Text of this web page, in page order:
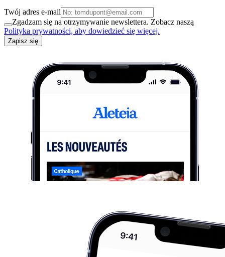
Twój adres e-mail
Zgadzam się na otrzymywanie newslettera. Zobacz naszą
Polityka prywatności, aby dowiedzieć się więcej.
Zapisz się